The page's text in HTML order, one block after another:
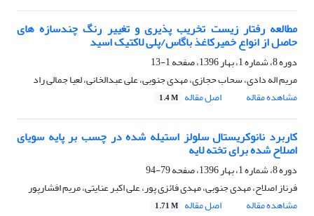
مطالعه رفتار زیست تخریب پذیری و تغییر رنگ چندسازه های
حاصل از انواع خمیرکاغذ باگاس/پلی لاکتیک اسید
دوره 8، شماره 1، بهار 1396، صفحه
1-13
مریم اله دادی، سحاب حجازی، مهدی جنوبی، علی عبدالخانی، لعیا جمالی راد
مشاهده مقاله
اصل مقاله 1.4 M
کاربرد نانوکریستال سلولز استیله شده در چسب بر پایه سویای
اصلاح شده برای تخته لایه
دوره 8، شماره 1، بهار 1396، صفحه
79-94
فرناز اصلاح، مهدی جنوبی، مهدی فائزی پور، علی اکبر عنایتی، مریم افشارپور
مشاهده مقاله
اصل مقاله 1.71 M